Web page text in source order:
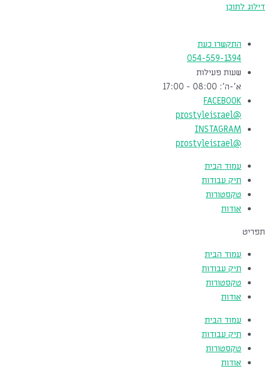
דילוג לתוכן
התקשרו כעת
054-559-1394
שעות פעילות
א'-ה': 08:00 - 17:00
FACEBOOK
@prostyleisrael
INSTAGRAM
@prostyleisrael
עמוד הבית
תיק עבודות
טקסטורות
אודות
תפריט
עמוד הבית
תיק עבודות
טקסטורות
אודות
עמוד הבית
תיק עבודות
טקסטורות
אודות